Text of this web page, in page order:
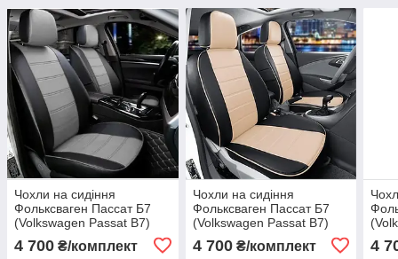
Чохли на сидіння
Фольксваген Пассат Б7
(Volkswagen Passat B7)
модельні MAX з екошкіри
Чорно-сірий, графіт
4 700 ₴/комплект
Чохли на сидіння
Фольксваген Пассат Б7
(Volkswagen Passat B7)
модельні MAX з екошкіри
Чорно-бежевий
4 700₴/комплект 4